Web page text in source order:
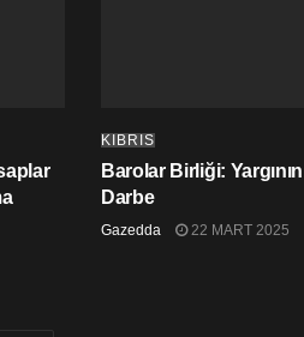
KIBRIS
Barolar Birliği:
Darbe
Gazedda 22 MART 2025